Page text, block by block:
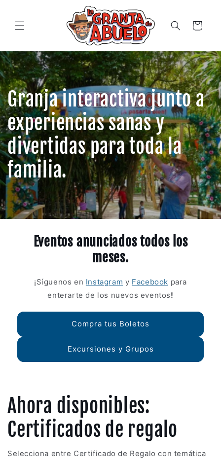
al contenido
Carrito
Granja interactiva junto a
experiencias sanas y
divertidas para toda la
familia.
Eventos anunciados todos los
meses.
¡Síguenos en Instagram y Facebook para
enterarte de los nuevos eventos!
Compra tus Boletos
Excursiones y Grupos
Ahora disponibles:
Certificados de regalo
Selecciona entre Certificado de Regalo con temática